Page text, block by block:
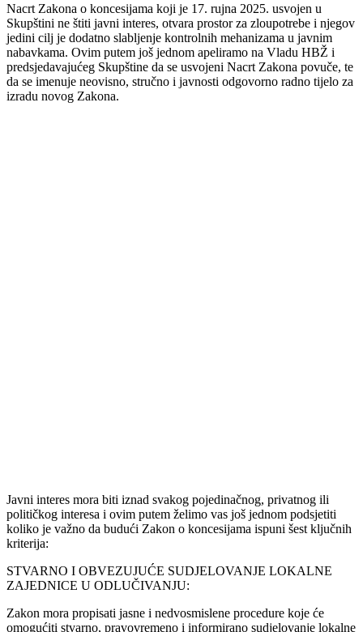
Nacrt Zakona o koncesijama koji je 17. rujna 2025. usvojen u
Skupštini ne štiti javni interes, otvara prostor za zloupotrebe i njegov
jedini cilj je dodatno slabljenje kontrolnih mehanizama u javnim
nabavkama. Ovim putem još jednom apeliramo na Vladu HBŽ i
predsjedavajućeg Skupštine da se usvojeni Nacrt Zakona povuče, te
da se imenuje neovisno, stručno i javnosti odgovorno radno tijelo za
izradu novog Zakona.
Javni interes mora biti iznad svakog pojedinačnog, privatnog ili
političkog interesa i ovim putem želimo vas još jednom podsjetiti
koliko je važno da budući Zakon o koncesijama ispuni šest ključnih
kriterija:
STVARNO I OBVEZUJUĆE SUDJELOVANJE LOKALNE
ZAJEDNICE U ODLUČIVANJU:
Zakon mora propisati jasne i nedvosmislene procedure koje će
omogućiti stvarno, pravovremeno i informirano sudjelovanje lokalne